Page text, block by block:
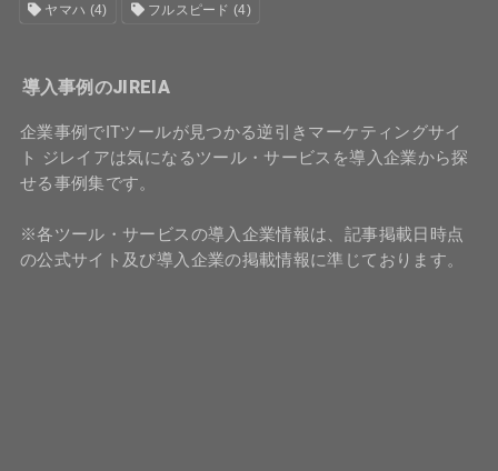
ヤマハ (4) フルスピード (4)
導入事例のJIREIA
企業事例でITツールが見つかる逆引きマーケティングサイ
ト ジレイアは気になるツール・サービスを導入企業から探
せる事例集です。
※各ツール・サービスの導入企業情報は、記事掲載日時点
の公式サイト及び導入企業の掲載情報に準じております。